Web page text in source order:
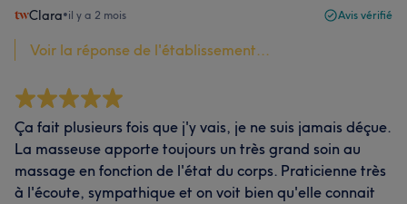
Clara•il y a 2 mois Avis vérifié
Voir la réponse de l'établissement...
Ça fait plusieurs fois que j'y vais, je ne suis jamais déçue.
La masseuse apporte toujours un très grand soin au
massage en fonction de l'état du corps. Praticienne très
à l'écoute, sympathique et on voit bien qu'elle connait